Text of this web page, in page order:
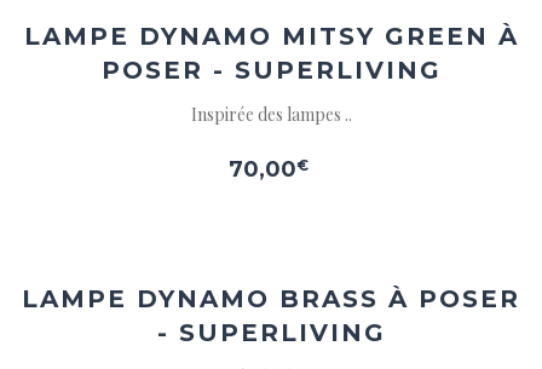
LAMPE DYNAMO MITSY GREEN À
POSER - SUPERLIVING
Inspirée des lampes ..
70,00€
LAMPE DYNAMO BRASS À POSER
- SUPERLIVING